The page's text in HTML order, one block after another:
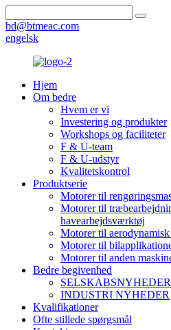
bd@btmeac.com
engelsk
Hjem
Om bedre
Hvem er vi
Investering og produkter
Workshops og faciliteter
F & U-team
F & U-udstyr
Kvalitetskontrol
Produktserie
Motorer til
Motorer til
havearbejdsværktøj
Motorer til
Motorer til
Motorer til anden
Bedre begivenhed
SELSKABSNYHEDER
INDUSTRI NYHEDER
Kvalifikationer
Ofte stillede spørgsmål